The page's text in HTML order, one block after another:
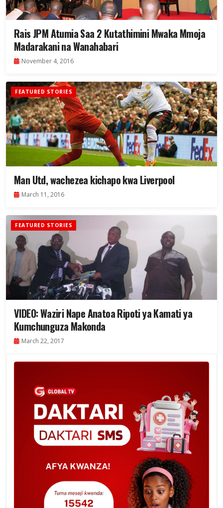
Rais JPM Atumia Saa 2 Kutathimini Mwaka Mmoja
Madarakani na Wanahabari
November 4, 2016
FEATURED STORIES
Man Utd, wachezea kichapo kwa Liverpool
March 11, 2016
FEATURED STORIES
VIDEO: Waziri Nape Anatoa Ripoti ya Kamati ya
Kumchunguza Makonda
March 22, 2017